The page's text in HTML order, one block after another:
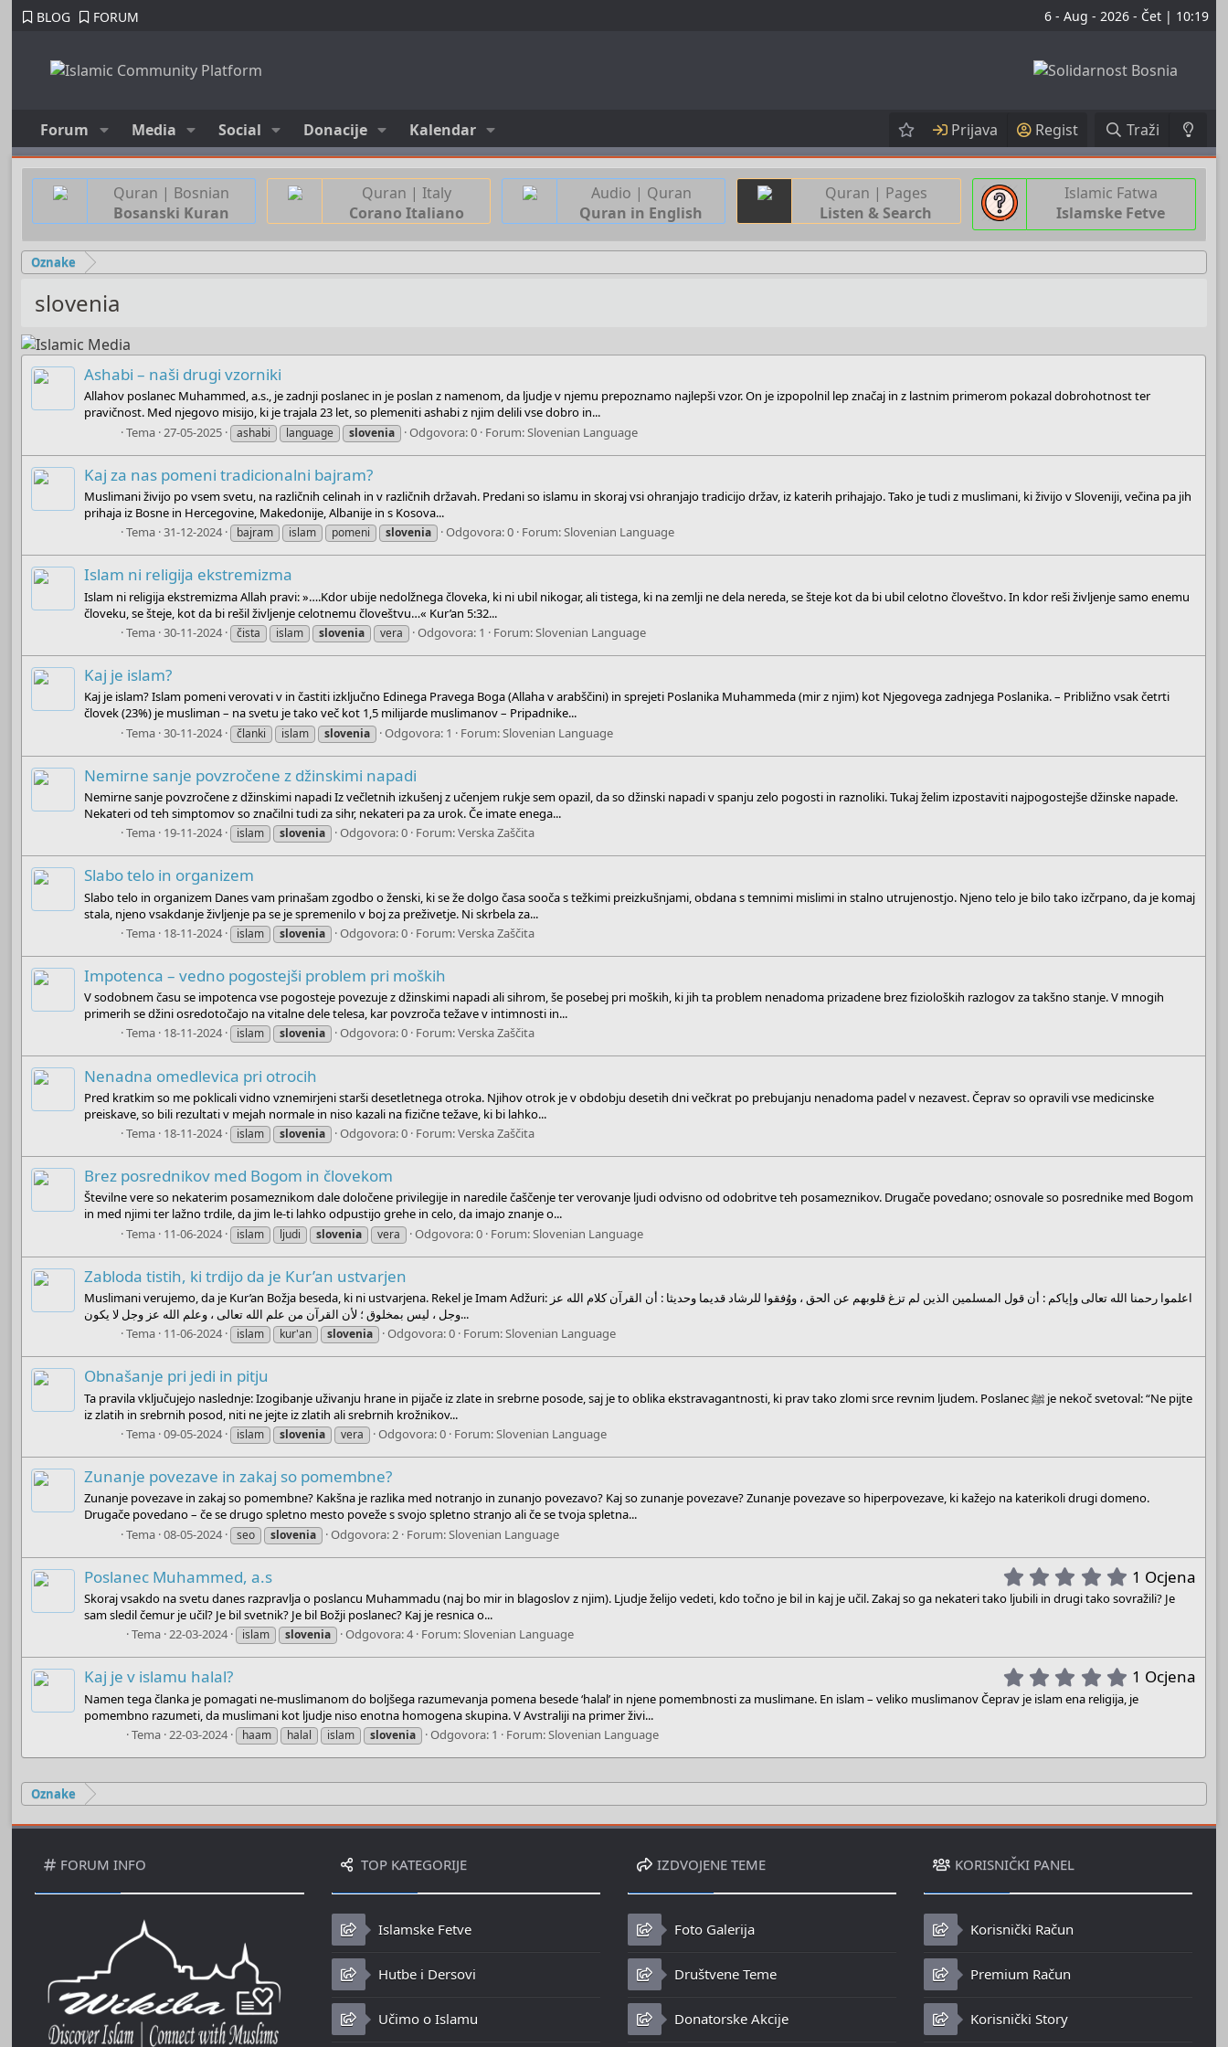
BLOG FORUM 6 - Aug - 2026 - Čet | 10:19
Forum Media Social Donacije Kalendar Prijava Regist Traži
Quran | Bosnian
Bosanski Kuran
Quran | Italy
Corano Italiano
Audio | Quran
Quran in English
Quran | Pages
Listen & Search
Islamic Fatwa
Islamske Fetve
Oznake
slovenia
Ashabi – naši drugi vzorniki
Allahov poslanec Muhammed, a.s., je zadnji poslanec in je poslan z namenom, da ljudje v njemu prepoznamo najlepši vzor. On je izpopolnil lep značaj in z lastnim primerom pokazal dobrohotnost ter
pravičnost. Med njegovo misijo, ki je trajala 23 let, so plemeniti ashabi z njim delili vse dobro in...
Tema 27-05-2025 ashabi language slovenia Odgovora: 0 Forum:Slovenian Language
Kaj za nas pomeni tradicionalni bajram?
Muslimani živijo po vsem svetu, na različnih celinah in v različnih državah. Predani so islamu in skoraj vsi ohranjajo tradicijo držav, iz katerih prihajajo. Tako je tudi z muslimani, ki živijo v Sloveniji, večina pa jih
prihaja iz Bosne in Hercegovine, Makedonije, Albanije in s Kosova...
Tema 31-12-2024 bajram islam pomeni slovenia Odgovora: 0 Forum:Slovenian Language
Islam ni religija ekstremizma
Islam ni religija ekstremizma Allah pravi: »….Kdor ubije nedolžnega človeka, ki ni ubil nikogar, ali tistega, ki na zemlji ne dela nereda, se šteje kot da bi ubil celotno človeštvo. In kdor reši življenje samo enemu
človeku, se šteje, kot da bi rešil življenje celotnemu človeštvu…« Kur’an 5:32...
Tema 30-11-2024 čista islam slovenia vera Odgovora: 1 Forum:Slovenian Language
Kaj je islam?
Kaj je islam? Islam pomeni verovati v in častiti izključno Edinega Pravega Boga (Allaha v arabščini) in sprejeti Poslanika Muhammeda (mir z njim) kot Njegovega zadnjega Poslanika. – Približno vsak četrti
človek (23%) je musliman – na svetu je tako več kot 1,5 milijarde muslimanov – Pripadnike...
Tema 30-11-2024 članki islam slovenia Odgovora: 1 Forum:Slovenian Language
Nemirne sanje povzročene z džinskimi napadi
Nemirne sanje povzročene z džinskimi napadi Iz večletnih izkušenj z učenjem rukje sem opazil, da so džinski napadi v spanju zelo pogosti in raznoliki. Tukaj želim izpostaviti najpogostejše džinske napade.
Nekateri od teh simptomov so značilni tudi za sihr, nekateri pa za urok. Če imate enega...
Tema 19-11-2024 islam slovenia Odgovora: 0 Forum:Verska Zaščita
Slabo telo in organizem
Slabo telo in organizem Danes vam prinašam zgodbo o ženski, ki se že dolgo časa sooča s težkimi preizkušnjami, obdana s temnimi mislimi in stalno utrujenostjo. Njeno telo je bilo tako izčrpano, da je komaj
stala, njeno vsakdanje življenje pa se je spremenilo v boj za preživetje. Ni skrbela za...
Tema 18-11-2024 islam slovenia Odgovora: 0 Forum:Verska Zaščita
Impotenca – vedno pogostejši problem pri moških
V sodobnem času se impotenca vse pogosteje povezuje z džinskimi napadi ali sihrom, še posebej pri moških, ki jih ta problem nenadoma prizadene brez fizioloških razlogov za takšno stanje. V mnogih
primerih se džini osredotočajo na vitalne dele telesa, kar povzroča težave v intimnosti in...
Tema 18-11-2024 islam slovenia Odgovora: 0 Forum:Verska Zaščita
Nenadna omedlevica pri otrocih
Pred kratkim so me poklicali vidno vznemirjeni starši desetletnega otroka. Njihov otrok je v obdobju desetih dni večkrat po prebujanju nenadoma padel v nezavest. Čeprav so opravili vse medicinske
preiskave, so bili rezultati v mejah normale in niso kazali na fizične težave, ki bi lahko...
Tema 18-11-2024 islam slovenia Odgovora: 0 Forum:Verska Zaščita
Brez posrednikov med Bogom in človekom
Številne vere so nekaterim posameznikom dale določene privilegije in naredile čaščenje ter verovanje ljudi odvisno od odobritve teh posameznikov. Drugače povedano; osnovale so posrednike med Bogom
in med njimi ter lažno trdile, da jim le-ti lahko odpustijo grehe in celo, da imajo znanje o...
Tema 11-06-2024 islam ljudi slovenia vera Odgovora: 0 Forum:Slovenian Language
Zabloda tistih, ki trdijo da je Kur’an ustvarjen
Muslimani verujemo, da je Kur’an Božja beseda, ki ni ustvarjena. Rekel je Imam Adžuri: اعلموا رحمنا الله تعالى وإياكم : أن قول المسلمين الذين لم تزغ قلوبهم عن الحق ، ووُفقوا للرشاد قديما وحديثا : أن القرآن كلام الله عز
وجل ، ليس بمخلوق ؛ لأن القرآن من علم الله تعالى ، وعلم الله عز وجل لا يكون...
Tema 11-06-2024 islam kur'an slovenia Odgovora: 0 Forum:Slovenian Language
Obnašanje pri jedi in pitju
Ta pravila vključujejo naslednje: Izogibanje uživanju hrane in pijače iz zlate in srebrne posode, saj je to oblika ekstravagantnosti, ki prav tako zlomi srce revnim ljudem. Poslanec ﷺ je nekoč svetoval: “Ne pijte
iz zlatih in srebrnih posod, niti ne jejte iz zlatih ali srebrnih krožnikov...
Tema 09-05-2024 islam slovenia vera Odgovora: 0 Forum:Slovenian Language
Zunanje povezave in zakaj so pomembne?
Zunanje povezave in zakaj so pomembne? Kakšna je razlika med notranjo in zunanjo povezavo? Kaj so zunanje povezave? Zunanje povezave so hiperpovezave, ki kažejo na katerikoli drugi domeno.
Drugače povedano – če se drugo spletno mesto poveže s svojo spletno stranjo ali če se tvoja spletna...
Tema 08-05-2024 seo slovenia Odgovora: 2 Forum:Slovenian Language
Poslanec Muhammed, a.s 5
.
t
a
r
)
1 Ocjena
Skoraj vsakdo na svetu danes razpravlja o poslancu Muhammadu (naj bo mir in blagoslov z njim). Ljudje želijo vedeti, kdo točno je bil in kaj je učil. Zakaj so ga nekateri tako ljubili in drugi tako sovražili? Je
sam sledil čemur je učil? Je bil svetnik? Je bil Božji poslanec? Kaj je resnica o...
Tema 22-03-2024 islam slovenia Odgovora: 4 Forum:Slovenian Language
Kaj je v islamu halal? 5
.
0
t
a
r
(
1 Ocjena
Namen tega članka je pomagati ne-muslimanom do boljšega razumevanja pomena besede ‘halal’ in njene pomembnosti za muslimane. En islam – veliko muslimanov Čeprav je islam ena religija, je
pomembno razumeti, da muslimani kot ljudje niso enotna homogena skupina. V Avstraliji na primer živi...
Tema 22-03-2024 haam halal islam slovenia Odgovora: 1 Forum:Slovenian Language
Oznake
FORUM INFO TOP KATEGORIJE
Islamske Fetve
Hutbe i Dersovi
Učimo o Islamu
IZDVOJENE TEME
Foto Galerija
Društvene Teme
Donatorske Akcije
KORISNIČKI PANEL
Korisnički Račun
Premium Račun
Korisnički Story